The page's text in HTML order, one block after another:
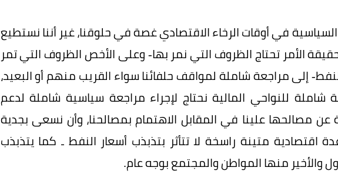
في أوقات الرخاء الاقتصادي غصة في حلوقنا، غير أننا نستطيع
الأمر تحتاج الظروف التي نمر بها- وعلى الأخص الظروف التي تمر
إلى مراجعة شاملة لمواقف حلفائنا سواء القريب منهم أو البعيد،
شاملة للنواحي المالية نحتاج لإجراء مراجعة سياسية شاملة لدعم
مصالحها علينا في المقابل الاهتمام بمصالحنا، وأن نسعى بجدية
اقتصادية متينة راسخة لا تتأثر بتذبذب أسعار النفط ـ كما يتذبذب
والأخير منها المواطن والمجتمع بوجه عام.